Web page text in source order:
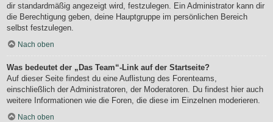
dir standardmäßig angezeigt wird, festzulegen. Ein Administrator kann dir
die Berechtigung geben, deine Hauptgruppe im persönlichen Bereich
selbst festzulegen.
Nach oben
Was bedeutet der „Das Team“-Link auf der Startseite?
Auf dieser Seite findest du eine Auflistung des Forenteams,
einschließlich der Administratoren, der Moderatoren. Du findest hier auch
weitere Informationen wie die Foren, die diese im Einzelnen moderieren.
Nach oben